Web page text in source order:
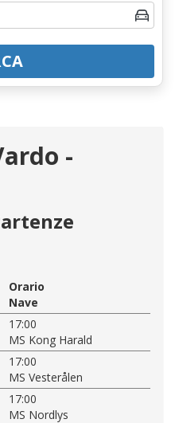
-
Orario
Nave
17:00
MS Kong Harald
17:00
MS Vesterålen
17:00
MS Nordlys